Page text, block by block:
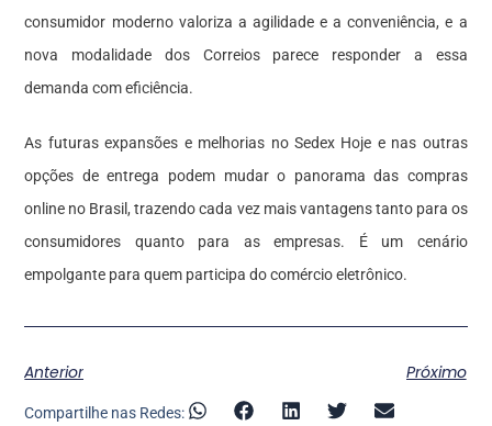
consumidor moderno valoriza a agilidade e a conveniência, e a
nova modalidade dos Correios parece responder a essa
demanda com eficiência.
As futuras expansões e melhorias no Sedex Hoje e nas outras
opções de entrega podem mudar o panorama das compras
online no Brasil, trazendo cada vez mais vantagens tanto para os
consumidores quanto para as empresas. É um cenário
empolgante para quem participa do comércio eletrônico.
Anterior Próximo
Compartilhe nas Redes: